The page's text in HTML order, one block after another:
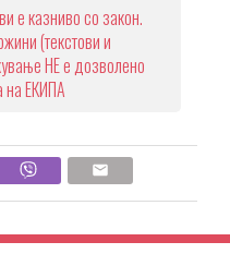
е казниво со закон.
(текстови и
НЕ е дозволено
на ЕКИПА